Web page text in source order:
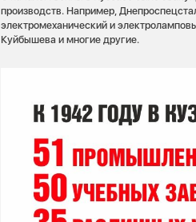
производств. Например,
электромеханический и
Куйбышева и многие другие.